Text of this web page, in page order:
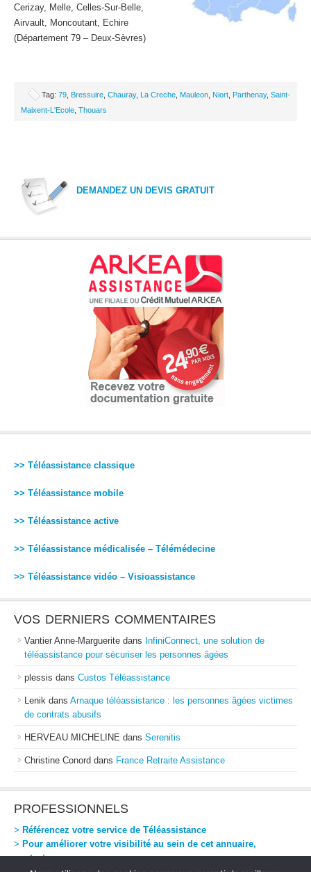
Cerizay, Melle, Celles-Sur-Belle,
Airvault, Moncoutant, Echire
(Département 79 – Deux-Sèvres)
Tag: 79 Bressuire Chauray, La Creche Mauleon Niort Parthenay, Saint-
Maixent-L'Ecole Thouars
DEMANDEZ UN DEVIS GRATUIT
>> Téléassistance classique
>> Téléassistance mobile
>> Téléassistance active
>> Téléassistance médicalisée – Télémédecine
>> Téléassistance vidéo – Visioassistance
VOS DERNIERS COMMENTAIRES
Vantier Anne-Marguerite dans InfiniConnect, une solution de
téléassistance pour sécuriser les personnes âgées
plessis dans Custos Téléassistance
Lenik dans Arnaque téléassistance : les personnes âgées victimes
de contrats abusifs
HERVEAU MICHELINE dans Serenitis
Christine Conord dans France Retraite Assistance
PROFESSIONNELS
> Référencez votre service de Téléassistance
> Pour améliorer votre visibilité au sein de cet annuaire,
contactez-nous